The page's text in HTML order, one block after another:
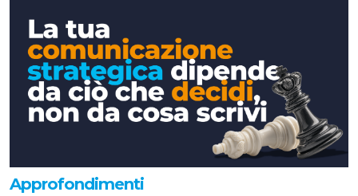
Approfondimenti